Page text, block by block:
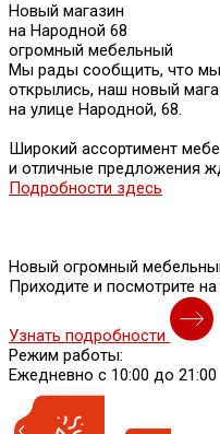
Новый магазин
на Народной 68
огромный мебельный
Мы рады сообщить, что
открылись, наш новый
на улице Народной, 68.
Широкий ассортимент
и отличные предложения
Подробности здесь
Новый огромный
Приходите и посмотрите
Узнать подробности
Режим работы:
Ежедневно с 10:00 до 21:00